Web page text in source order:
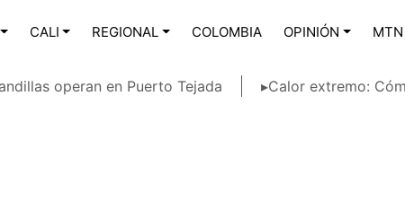
CALI REGIONAL COLOMBIA OPINIÓN MTN
operan en Puerto Tejada ▸Calor extremo: